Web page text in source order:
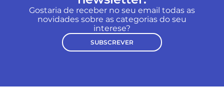
Gostaria de receber no seu email todas as
novidades sobre as categorias do seu
interese?
SUBSCREVER